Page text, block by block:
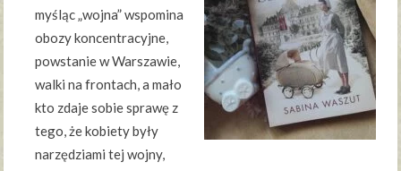
myśląc „wojna” wspomina
obozy koncentracyjne,
powstanie w Warszawie,
walki na frontach, a mało
kto zdaje sobie sprawę z
tego, że kobiety były
narzędziami tej wojny,